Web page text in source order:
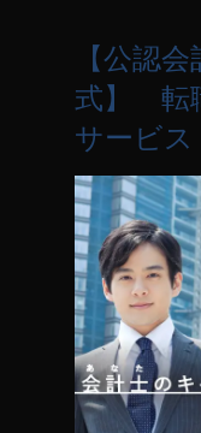
【公認
式】 転
サービス